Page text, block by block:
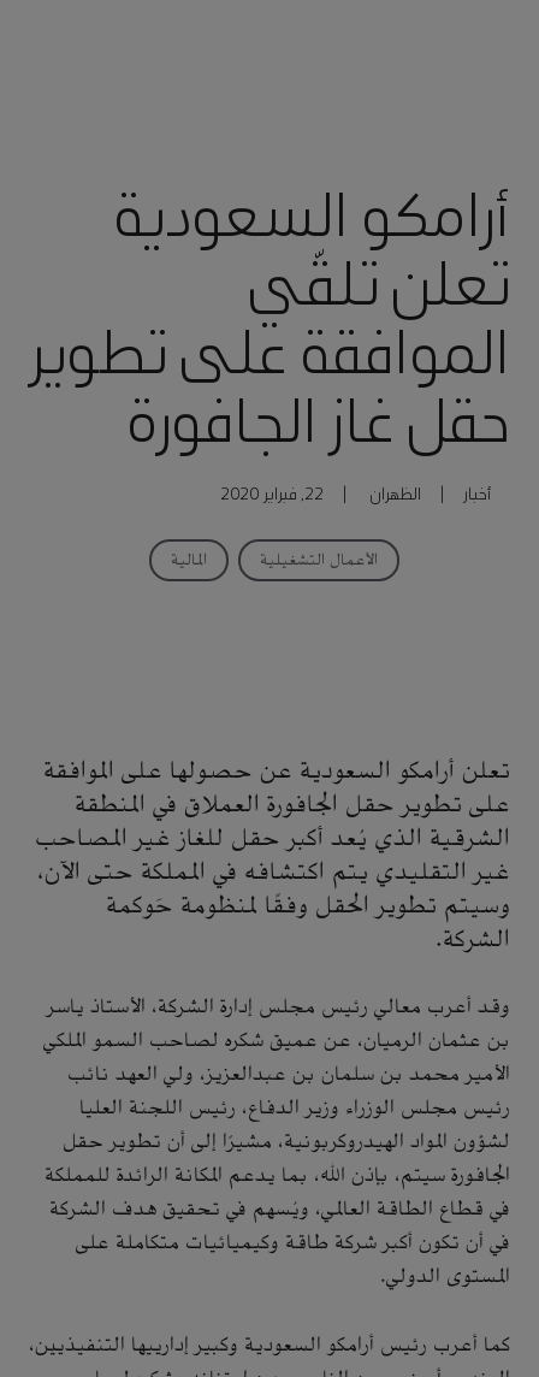
أرامكو السعودية
تعلن تلقّي
الموافقة على تطوير
حقل غاز الجافورة
أخبار الظهران 22, فبراير 2020
الأعمال التشغيلية المالية
تعلن أرامكو السعودية عن حصولها على الموافقة
على تطوير حقل الجافورة العملاق في المنطقة
الشرقية الذي يُعد أكبر حقل للغاز غير المصاحب
غير التقليدي يتم اكتشافه في المملكة حتى الآن،
وسيتم تطوير الحقل وفقًا لمنظومة حَوكمة
الشركة.
وقد أعرب معالي رئيس مجلس إدارة الشركة، الأستاذ ياسر
بن عثمان الرميان، عن عميق شكره لصاحب السمو الملكي
الأمير محمد بن سلمان بن عبدالعزيز، ولي العهد نائب
رئيس مجلس الوزراء وزير الدفاع، رئيس اللجنة العليا
لشؤون المواد الهيدروكربونية، مشيرًا إلى أن تطوير حقل
الجافورة سيتم، بإذن الله، بما يدعم المكانة الرائدة للمملكة
في قطاع الطاقة العالمي، ويُسهم في تحقيق هدف الشركة
في أن تكون أكبر شركة طاقة وكيميائيات متكاملة على
المستوى الدولي.
كما أعرب رئيس أرامكو السعودية وكبير إدارييها التنفيذيين،